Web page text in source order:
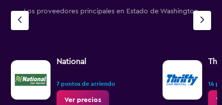
Y
axis
displaying
100.
Los proveedores principales en Estado de Washington
National
7 puntos de arriendo
Ver precios
14